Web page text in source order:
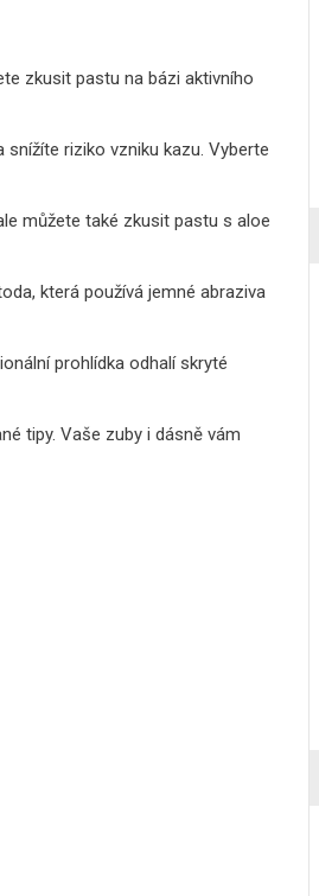
zkusit pastu na bázi aktivního
riziko vzniku kazu. Vyberte
můžete také zkusit pastu s aloe
která používá jemné abraziva
prohlídka odhalí skryté
tipy. Vaše zuby i dásně vám